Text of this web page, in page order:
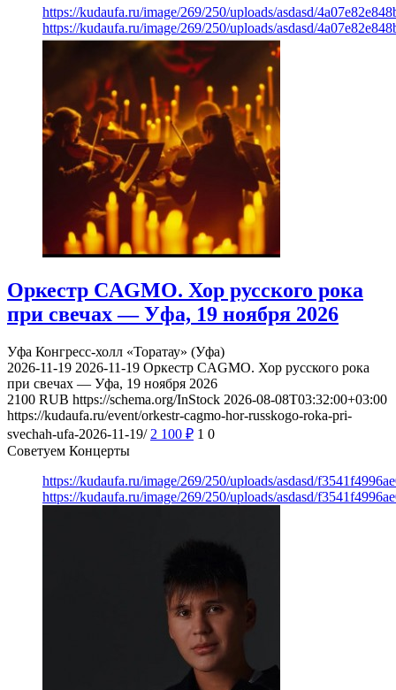
https://kudaufa.ru/image/269/250/uploads/asdasd/
https://kudaufa.ru/image/269/250/uploads/asdasd/
Оркестр CAGMO. Хор русского рока
при свечах — Уфа, 19 ноября 2026
Уфа Конгресс-холл «Торатау» (Уфа)
2026-11-19 2026-11-19 Оркестр CAGMO. Хор русского рока
при свечах — Уфа, 19 ноября 2026
2100 RUB https://schema.org/InStock 2026-08-08T03:32:00+03:00
https://kudaufa.ru/event/orkestr-cagmo-hor-russkogo-roka-pri-
svechah-ufa-2026-11-19/ 2 100 ₽ 1 0
Советуем Концерты
https://kudaufa.ru/image/269/250/uploads/asdasd/
https://kudaufa.ru/image/269/250/uploads/asdasd/